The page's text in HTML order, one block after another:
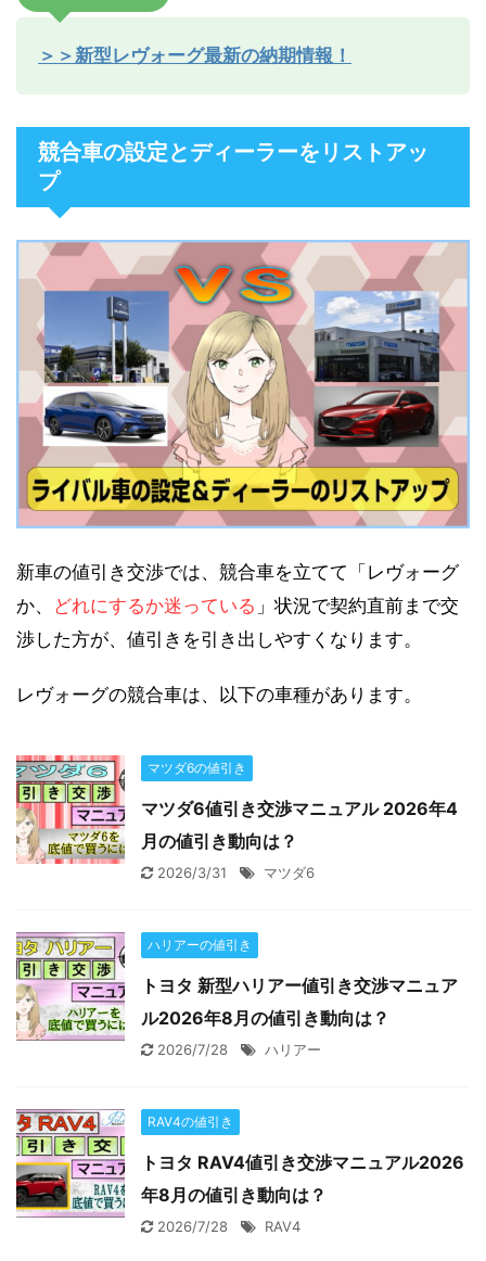
＞＞新型レヴォーグ最新の納期情報！
競合車の設定とディーラーをリストアッ
プ
新車の値引き交渉では、競合車を立てて「レヴォーグ
か、 どれにするか迷っている 」状況で契約直前まで交
渉した方が、値引きを引き出しやすくなります。
レヴォーグの競合車は、以下の車種があります。
マツダ6の値引き
マツダ6値引き交渉マニュアル 2026年4
月の値引き動向は？
2026/3/31 マツダ6
ハリアーの値引き
トヨタ 新型ハリアー値引き交渉マニュア
ル2026年8月の値引き動向は？
2026/7/28 ハリアー
RAV4の値引き
トヨタ RAV4値引き交渉マニュアル2026
年8月の値引き動向は？
2026/7/28 RAV4